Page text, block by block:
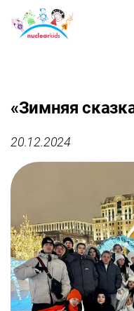
«Зимняя
20.12.2024